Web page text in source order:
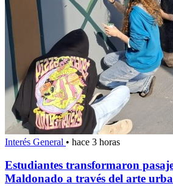
Interés General • hace 3 horas
Estudiantes transformaron
Maldonado a través del arte